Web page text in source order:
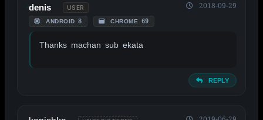
denis USER
ANDROID 8 CHROME 69
2018-09-29
Thanks machan sub ekata
REPLY